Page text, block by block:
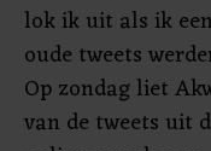
lok ik uit als ik
oude tweets
Op zondag liet
van de tweets uit